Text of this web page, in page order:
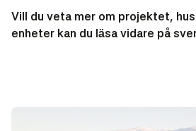
Vill du veta mer om projektet,
enheter kan du läsa vidare på